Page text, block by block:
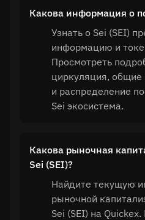
Какова информация о
Узнать о Sei (SEI)
информацию и
Просмотреть
циркуляция, общие
и распределение
Sei экосистема.
Какова рыночная
Sei (SEI)?
Найдите текущую
рыночной
Sei (SEI) на